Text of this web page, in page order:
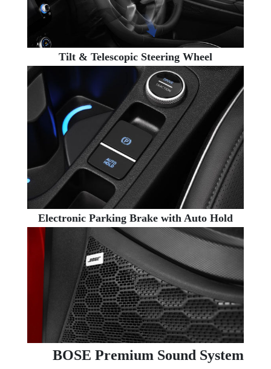
Tilt & Telescopic Steering Wheel
Electronic Parking Brake with Auto Hold
BOSE Premium Sound System